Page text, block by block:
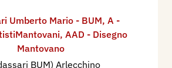
Umberto Mario - BUM, A -
, AAD - Disegno
Mantovano
BUM) Arlecchino